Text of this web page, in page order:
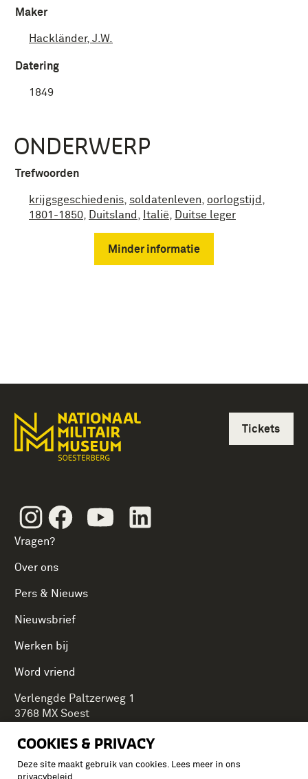
COOKIES & PRIVACY
Deze site maakt gebruik van cookies. Lees meer in ons
Maker
Hackländer, J.W.
Datering
1849
ONDERWERP
Trefwoorden
krijgsgeschiedenis soldatenleven oorlogstijd
1801-1850
Duitsland Italië Duitse leger
Minder informatie
InstagramFacebookYoutube
Vragen?
Over ons
Pers & Nieuws
Nieuwsbrief
Werken bij
Word vriend
Tickets
Verlengde Paltzerweg 1
3768 MX Soest
Onderdeel van Stichting Koninklijke Defensiemusea,